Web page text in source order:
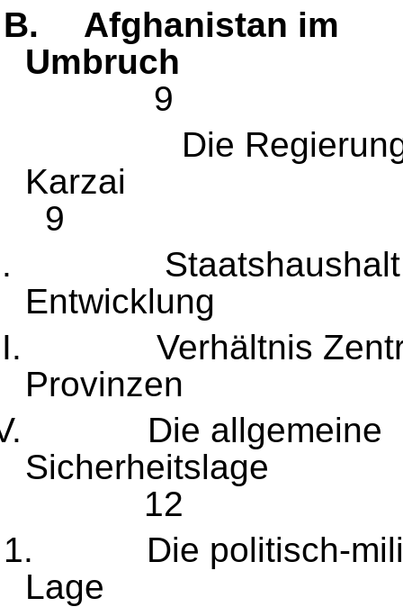
B.
Afghanistan im
Die
9
II.
III.
Verhältnis
IV.
Die allgemeine
12
1.
Die politisch-